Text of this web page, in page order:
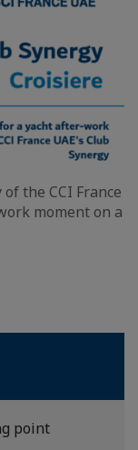
the CCI France
moment on a
point